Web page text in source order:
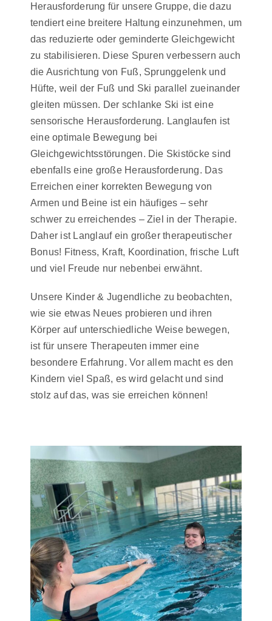
Herausforderung für unsere Gruppe, die dazu
tendiert eine breitere Haltung einzunehmen, um
das reduzierte oder geminderte Gleichgewicht
zu stabilisieren. Diese Spuren verbessern auch
die Ausrichtung von Fuß, Sprunggelenk und
Hüfte, weil der Fuß und Ski parallel zueinander
gleiten müssen. Der schlanke Ski ist eine
sensorische Herausforderung. Langlaufen ist
eine optimale Bewegung bei
Gleichgewichtsstörungen. Die Skistöcke sind
ebenfalls eine große Herausforderung. Das
Erreichen einer korrekten Bewegung von
Armen und Beine ist ein häufiges – sehr
schwer zu erreichendes – Ziel in der Therapie.
Daher ist Langlauf ein großer therapeutischer
Bonus! Fitness, Kraft, Koordination, frische Luft
und viel Freude nur nebenbei erwähnt.
Unsere Kinder & Jugendliche zu beobachten,
wie sie etwas Neues probieren und ihren
Körper auf unterschiedliche Weise bewegen,
ist für unsere Therapeuten immer eine
besondere Erfahrung. Vor allem macht es den
Kindern viel Spaß, es wird gelacht und sind
stolz auf das, was sie erreichen können!